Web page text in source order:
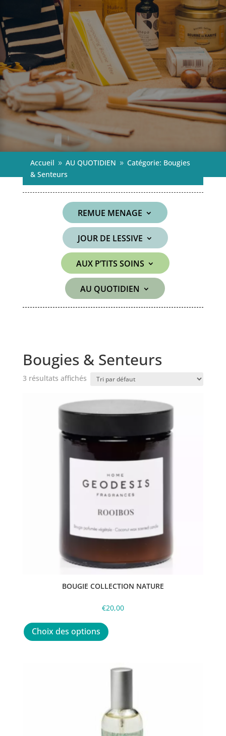
Accueil 9 AU QUOTIDIEN 9 Catégorie: Bougies
& Senteurs
REMUE MENAGE
JOUR DE LESSIVE
AUX P’TITS SOINS
AU QUOTIDIEN
Bougies & Senteurs
3 résultats affichés
BOUGIE COLLECTION NATURE
€20,00
Choix des options
variations.
être
choisies